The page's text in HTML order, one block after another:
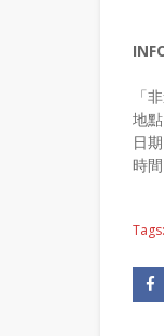
「
地
日
時
Tags: